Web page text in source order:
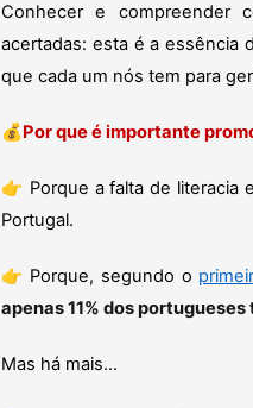
Conhecer e compreender
acertadas: esta é a essência
que cada um nós tem para
💰Por que é importante
👉 Porque a falta de literacia
Portugal.
👉 Porque, segundo o
apenas 11% dos
Mas há mais…